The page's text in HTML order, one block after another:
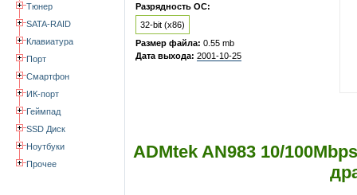
Тюнер
SATA-RAID
Клавиатура
Порт
Смартфон
ИК-порт
Геймпад
SSD Диск
Ноутбуки
Прочее
Разрядность ОС:
32-bit (x86)
Размер файла: 0.55 mb
Дата выхода: 2001-10-25
ADMtek AN983 10/